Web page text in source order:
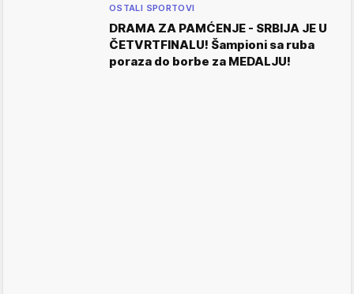
OSTALI SPORTOVI
DRAMA ZA PAMĆENJE - SRBIJA JE U
ČETVRTFINALU! Šampioni sa ruba
poraza do borbe za MEDALJU!